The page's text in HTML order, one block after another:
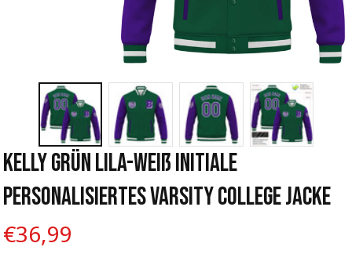
Kelly Grün Lila-Weiß Initiale
Personalisiertes Varsity College Jacke
€36,99